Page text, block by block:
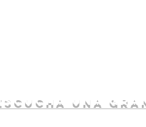
escucha una